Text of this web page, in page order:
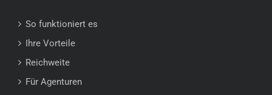
So funktioniert es
Ihre Vorteile
Reichweite
Für Agenturen